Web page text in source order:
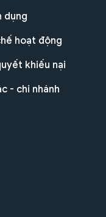
dụng
hoạt động
khiếu nại
- chi nhánh